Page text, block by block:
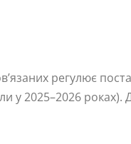
регулює
у 2025–2026